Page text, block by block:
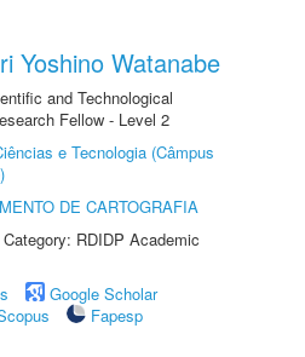
Yoshino Watanabe
and Technological
Fellow - Level 2
e Tecnologia (Câmpus
DE CARTOGRAFIA
RDIDP Academic
Google Scholar
Fapesp